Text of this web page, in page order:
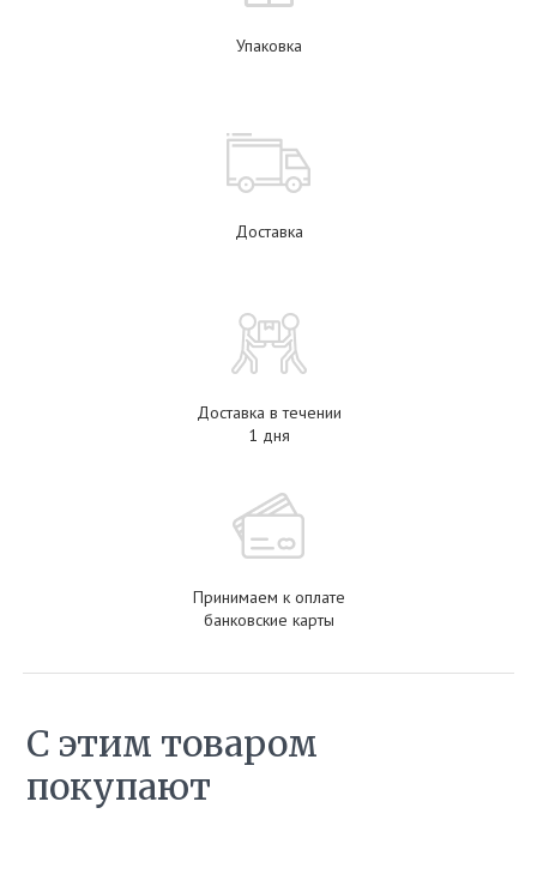
Упаковка
Доставка
Доставка в течении
1 дня
Принимаем к оплате
банковские карты
С этим товаром
покупают